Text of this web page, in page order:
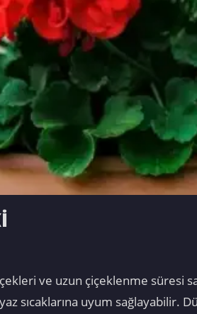
ve uzun çiçeklenme süresi
sıcaklarına uyum sağlayabilir.